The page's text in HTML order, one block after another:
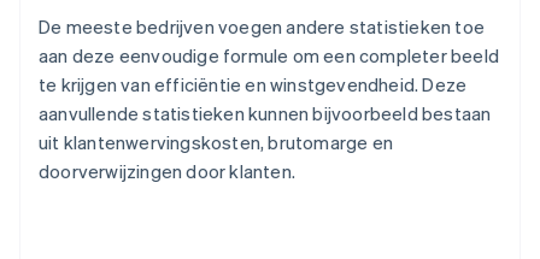
De meeste bedrijven voegen andere statistieken toe
aan deze eenvoudige formule om een completer beeld
te krijgen van efficiëntie en winstgevendheid. Deze
aanvullende statistieken kunnen bijvoorbeeld bestaan
uit klantenwervingskosten, brutomarge en
doorverwijzingen door klanten.